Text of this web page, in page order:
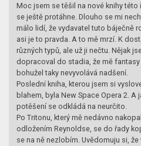
Moc jsem se těšil na nové knihy této
se ještě protáhne. Dlouho se mi
málo lidí, že vydavatel tuto báječně
asi je to pravda. A to mě mrzí. K
různých typů, ale už ji nečtu. Nějak
dopracoval do stadia, že mě
bohužel taky nevyvolává nadšení.
Poslední kniha, kterou jsem si
blahem, byla New Space Opera 2.
potěšení se odkládá na neurčito.
Po Tritonu, který mě nedávno
odložením Reynoldse, se do řady
se na ně nezlobím. Uvědomuju si, že